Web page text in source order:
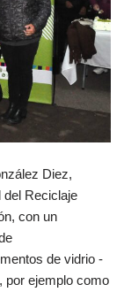
Diez,
del Reciclaje
con un
de vidrio -
por ejemplo como